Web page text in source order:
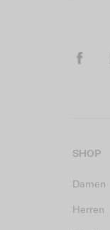
SHOP
Damen
Herren